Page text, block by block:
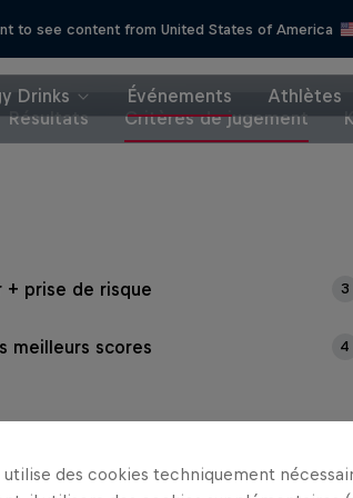
to see content from United States of America
Drinks Événements Athlètes
Résultats Critères de jugement
+ prise de risque
meilleurs scores
3
4
des cookies techniquement